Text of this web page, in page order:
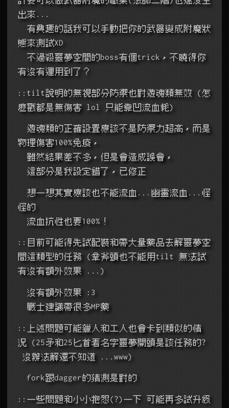
出來...
態來測試XD
有沒有運用到了？
::tilt說明的無視部分防禦也對遊魂類無效 (怎
麼戳都是無傷害 lol 只能靠凹流血耗)
物理傷害100%免疫，
  雖然結果差不多，但是會造成誤會，
  這部分是我設定錯了，已修正
怪的
  流血抗性也要100%！
::目前可能得先試配裝和帶大量藥品去解噩夢空
間這類型的任務 (拿斧頭也不能用tilt 無法試
有沒有額外效果 ...)
  沒有額外效果 :3
  戰士建議帶很多MP藥
::上述問題可能獵人和工人也會卡到類似的情
況 (25矛和25匕首看名字噩夢開頭是該任務的?
沒辦法解還不知道 ...www)
  fork跟dagger的猜測是對的
::一些問題和小小抱怨(?)一下 可能再多試升級